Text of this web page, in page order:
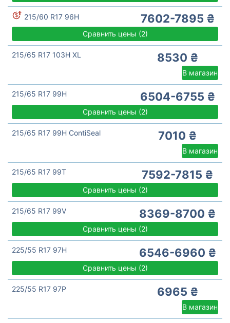
215/60 R17 96H 7602-7895 ₴
Сравнить цены (2)
215/65 R17 103H XL 8530 ₴
В магазин
215/65 R17 99H 6504-6755 ₴
Сравнить цены (2)
215/65 R17 99H ContiSeal 7010 ₴
В магазин
215/65 R17 99T 7592-7815 ₴
Сравнить цены (2)
215/65 R17 99V 8369-8700 ₴
Сравнить цены (2)
225/55 R17 97H 6546-6960 ₴
Сравнить цены (2)
225/55 R17 97P 6965 ₴
В магазин